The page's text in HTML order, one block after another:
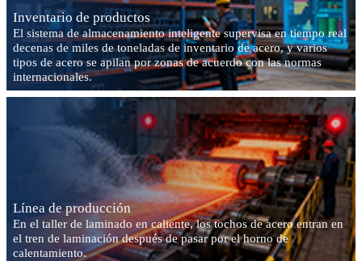
Inventario de productos
El sistema de almacenamiento inteligente supervisa en tiempo real
decenas de miles de toneladas de inventario de acero, y varios
tipos de acero se apilan por zonas de acuerdo con las normas
internacionales.
Línea de producción
En el taller de laminado en caliente, los tochos de acero entran en
el tren de laminación después de pasar por el horno de
calentamiento.